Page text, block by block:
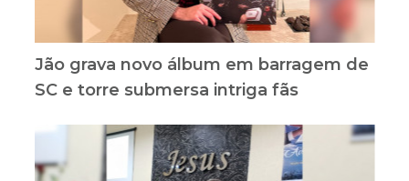
Jão grava novo álbum em barragem de
SC e torre submersa intriga fãs